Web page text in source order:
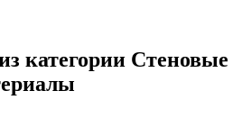
категории Стеновые